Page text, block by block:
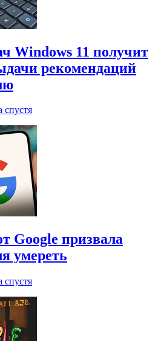
Windows 11 получит
рекомендаций
спустя
Google призвала
умереть
спустя